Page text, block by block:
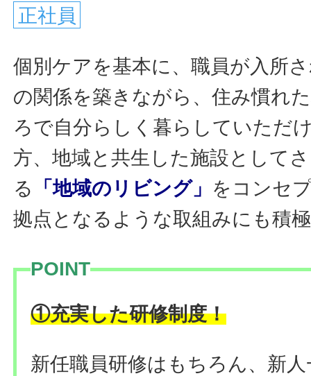
正社員
個別ケアを基本に、職員が入所
の関係を築きながら、住み慣れ
ろで自分らしく暮らしていただ
方、地域と共生した施設として
る
「地域のリビング」 をコンセ
拠点となるような取組みにも積
POINT
①充実した研修制度！
新任職員研修はもちろん、新